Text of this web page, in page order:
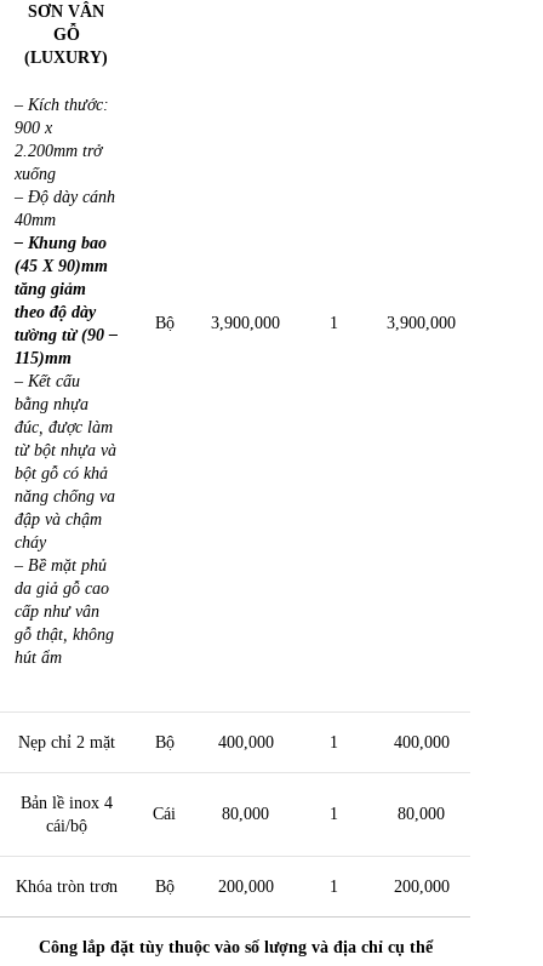
SƠN VÂN
GỖ
(LUXURY)
– Kích thước:
900 x
2.200mm trở
xuống
– Độ dày cánh
40mm
– Khung bao
(45 X 90)mm
tăng giảm
theo độ dày
tường từ (90 –
115)mm
– Kết cấu
bằng nhựa
đúc, được làm
từ bột nhựa và
bột gỗ có khả
năng chống va
đập và chậm
cháy
– Bề mặt phủ
da giả gỗ cao
cấp như vân
gỗ thật, không
hút ẩm
Bộ 3,900,000 1 3,900,000
Nẹp chỉ 2 mặt Bộ 400,000 1 400,000
Bản lề inox 4
cái/bộ
Cái 80,000 1 80,000
Khóa tròn trơn Bộ 200,000 1 200,000
Công lắp đặt tùy thuộc vào số lượng và địa chỉ cụ thể